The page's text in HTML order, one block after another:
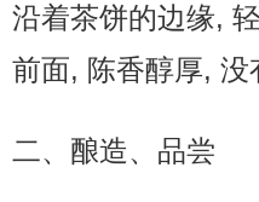
沿着茶饼的边缘,
前面, 陈香醇厚,
二、酿造、品尝